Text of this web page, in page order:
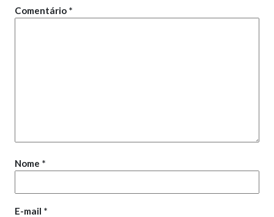
Comentário *
Nome *
E-mail *